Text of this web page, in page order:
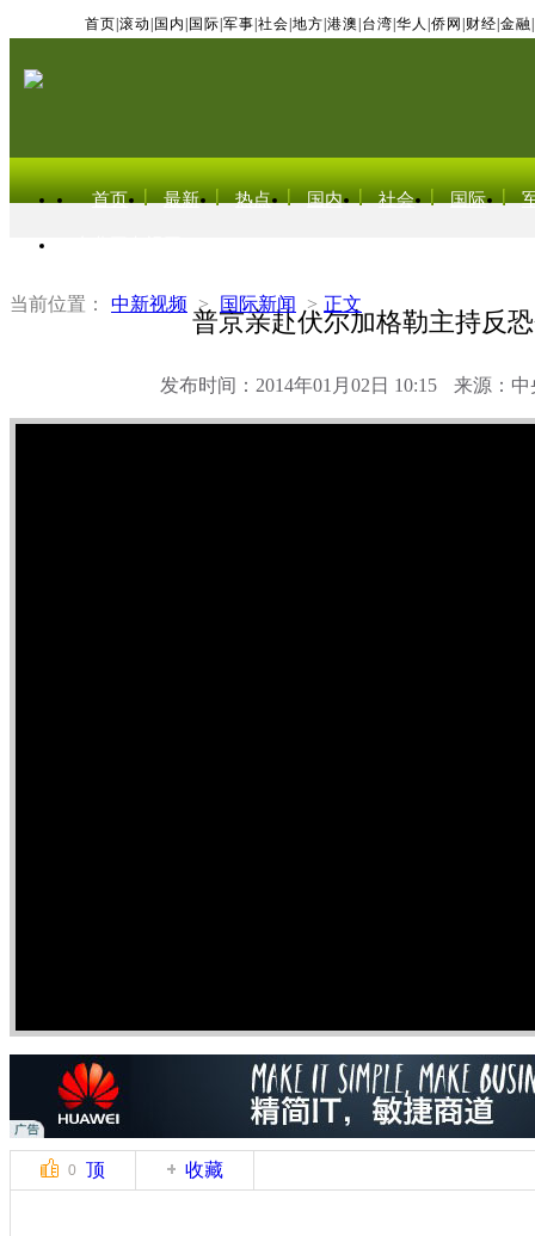
首页 滚动 国内 国际 军事 社会 地方 港澳 台湾 华人 侨网 财经 金融
首页 最新 热点 国内 社会 国际
当前位置： 中新视频 > 国际新闻 > 正文
普京亲赴伏尔加格勒主持反
发布时间：2014年01月02日 10:15 来源：中
0 顶 收藏